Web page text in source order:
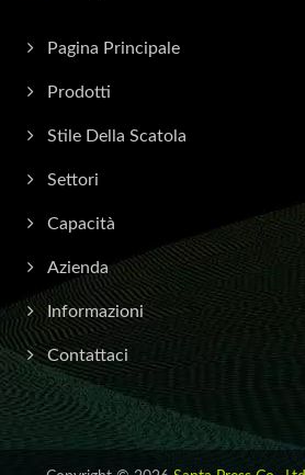
Pagina Principale
Prodotti
Stile Della Scatola
Settori
Capacità
Azienda
Informazioni
Contattaci